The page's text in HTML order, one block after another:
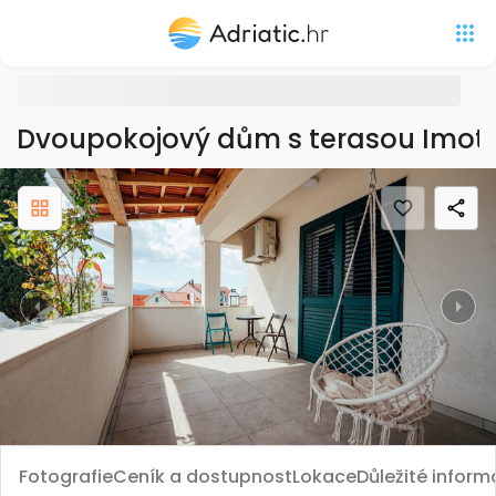
Dvoupokojový dům s terasou
Previous Next
FotografieCeník a dostupnostLokaceDůležité